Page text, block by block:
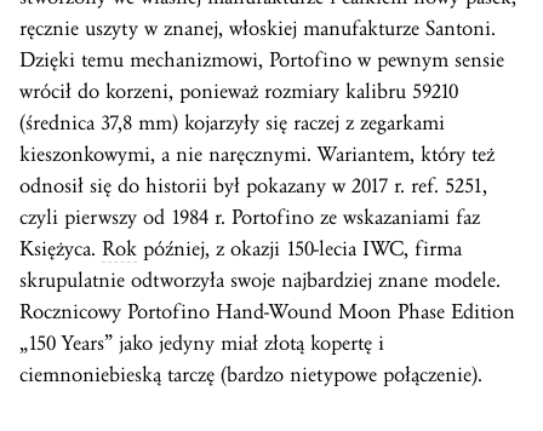
ręcznie uszyty w znanej, włoskiej manufakturze Santoni.
Dzięki temu mechanizmowi, Portofino w pewnym sensie
wrócił do korzeni, ponieważ rozmiary kalibru 59210
(średnica 37,8 mm) kojarzyły się raczej z zegarkami
kieszonkowymi, a nie naręcznymi. Wariantem, który też
odnosił się do historii był pokazany w 2017 r. ref. 5251,
czyli pierwszy od 1984 r. Portofino ze wskazaniami faz
Księżyca. Rok później, z okazji 150-lecia IWC, firma
skrupulatnie odtworzyła swoje najbardziej znane modele.
Rocznicowy Portofino Hand-Wound Moon Phase Edition
„150 Years” jako jedyny miał złotą kopertę i
ciemnoniebieską tarczę (bardzo nietypowe połączenie).